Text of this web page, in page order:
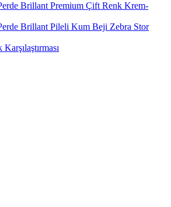
Brillant Premium Çift Renk Krem-
Brillant Pileli Kum Beji Zebra Stor